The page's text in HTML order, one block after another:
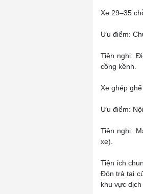
Xe 29–35
Ưu điểm:
Tiện nghi:
cồng kềnh.
Xe ghép
Ưu điểm:
Tiện nghi:
xe).
Tiện ích
Đón trả tại
khu vực dịch